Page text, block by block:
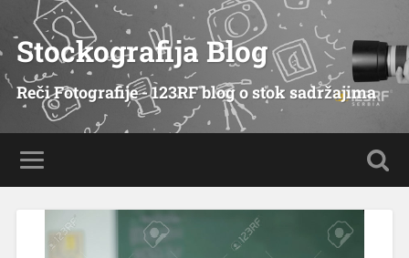
Stockografija Blog
Reči Fotografije - 123RF blog o stok sadržajima